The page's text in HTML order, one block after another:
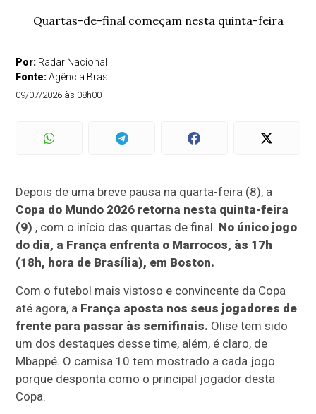
Quartas-de-final começam nesta quinta-feira
Por: Radar Nacional
Fonte:Agência Brasil
09/07/2026 às 08h00
Depois de uma breve pausa na quarta-feira (8), a
Copa do Mundo 2026 retorna nesta quinta-feira
(9) , com o início das quartas de final. No único jogo
do dia, a França enfrenta o Marrocos, às 17h
(18h, hora de Brasília), em Boston.
Com o futebol mais vistoso e convincente da Copa
até agora, a França aposta nos seus jogadores de
frente para passar às semifinais. Olise tem sido
um dos destaques desse time, além, é claro, de
Mbappé. O camisa 10 tem mostrado a cada jogo
porque desponta como o principal jogador desta
Copa.